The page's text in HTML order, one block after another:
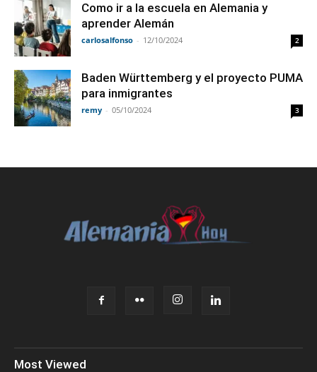
Como ir a la escuela en Alemania y
aprender Alemán
carlosalfonso - 12/10/2024 2
Baden Württemberg y el proyecto PUMA
para inmigrantes
remy - 05/10/2024 3
Most Viewed